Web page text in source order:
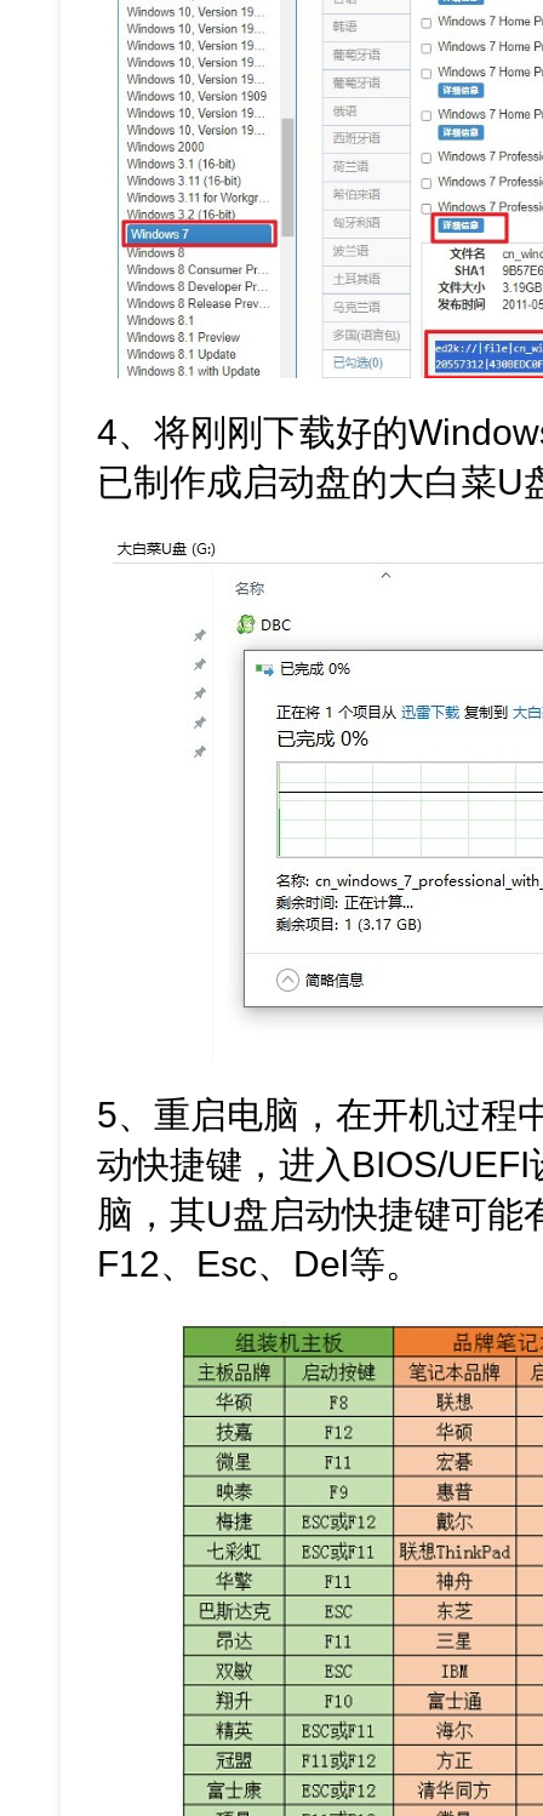
4、将刚刚下载好的
已制作成启动盘的大白菜U
5、重启电脑，在开机过程
动快捷键，进入BIOS/
脑，其U盘启动快捷键可能
F12、Esc、Del等。